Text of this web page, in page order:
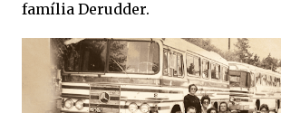
família Derudder.